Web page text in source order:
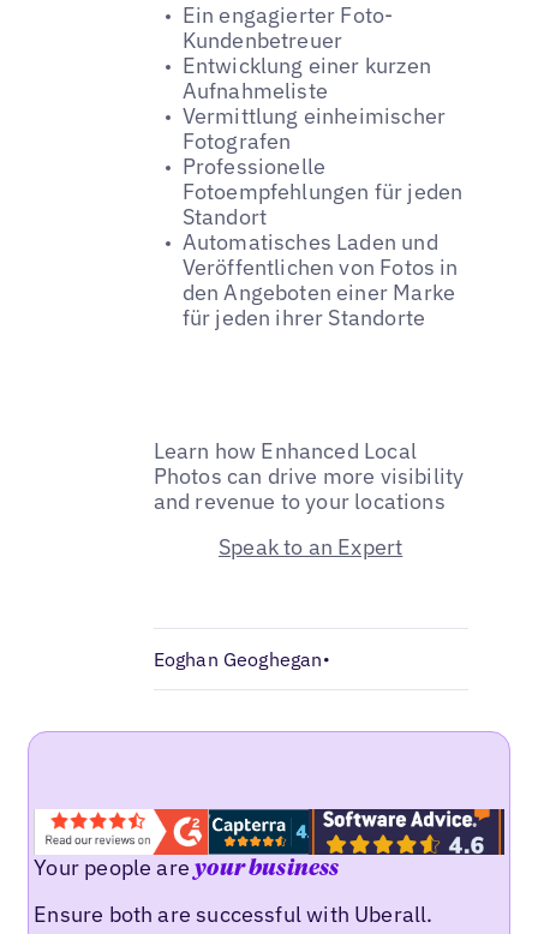
Ein engagierter Foto-
Kundenbetreuer
Entwicklung einer kurzen
Aufnahmeliste
Vermittlung einheimischer
Fotografen
Professionelle
Fotoempfehlungen für jeden
Standort
Automatisches Laden und
Veröffentlichen von Fotos in
den Angeboten einer Marke
für jeden ihrer Standorte
Learn how Enhanced Local
Photos can drive more visibility
and revenue to your locations
Speak to an Expert
Eoghan Geoghegan•
Your people areyour business
Ensure both are successful with Uberall.